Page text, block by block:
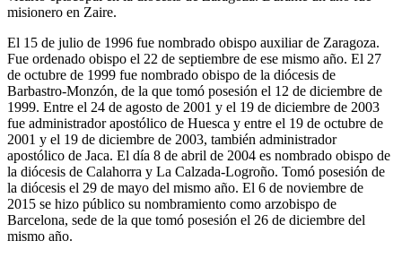
misionero en Zaire.
El 15 de julio de 1996 fue nombrado obispo auxiliar de Zaragoza.
Fue ordenado obispo el 22 de septiembre de ese mismo año. El 27
de octubre de 1999 fue nombrado obispo de la diócesis de
Barbastro-Monzón, de la que tomó posesión el 12 de diciembre de
1999. Entre el 24 de agosto de 2001 y el 19 de diciembre de 2003
fue administrador apostólico de Huesca y entre el 19 de octubre de
2001 y el 19 de diciembre de 2003, también administrador
apostólico de Jaca. El día 8 de abril de 2004 es nombrado obispo de
la diócesis de Calahorra y La Calzada-Logroño. Tomó posesión de
la diócesis el 29 de mayo del mismo año. El 6 de noviembre de
2015 se hizo público su nombramiento como arzobispo de
Barcelona, sede de la que tomó posesión el 26 de diciembre del
mismo año.